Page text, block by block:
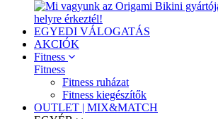
EGYEDI VÁLOGATÁS
AKCIÓK
Fitness
Fitness
Fitness ruházat
Fitness kiegészítők
OUTLET | MIX&MATCH